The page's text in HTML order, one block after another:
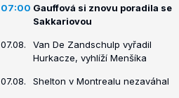
07:00 Gauffová si znovu poradila se
Sakkariovou
07.08.
Van De Zandschulp vyřadil
Hurkacze, vyhlíží Menšíka
07.08. Shelton v Montrealu nezaváhal